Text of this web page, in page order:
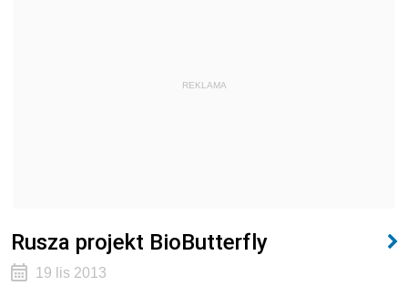
REKLAMA
Rusza projekt BioButterfly
19 lis 2013